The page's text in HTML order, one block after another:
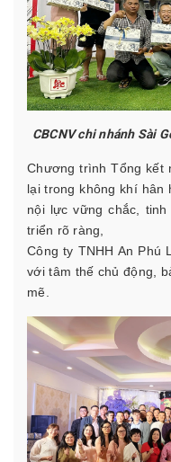
CBCNV chi nhánh Sài
Chương trình Tổng kết
lại trong không khí hân
nội lực vững chắc,
triển rõ ràng,
Công ty TNHH An Phú
với tâm thế chủ động,
mẽ.